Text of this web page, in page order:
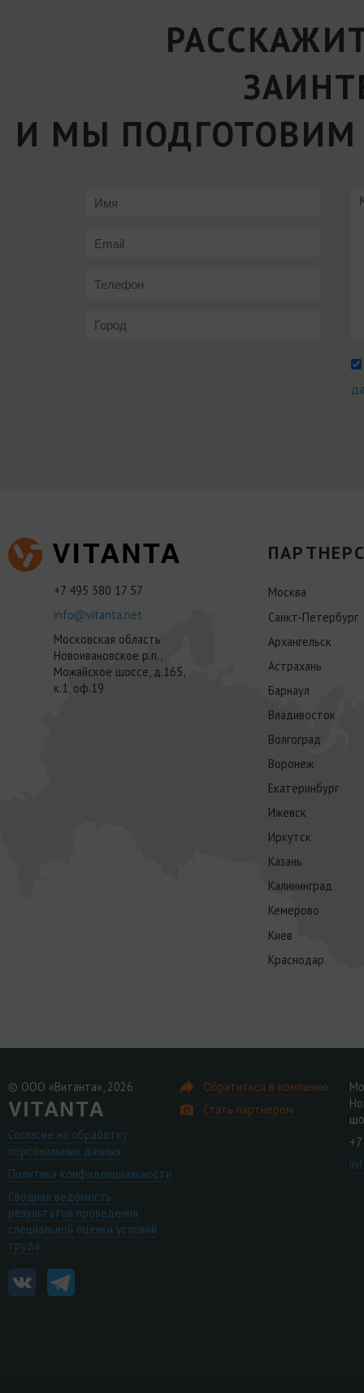
И МЫ ПОДГОТОВИМ
+7 495 380 17 57
info@vitanta.net
Московская область
Новоивановское р.п.,
Можайское шоссе, д.165,
к.1, оф.19
Москва
Санкт-Петербург
Архангельск
Астрахань
Барнаул
Владивосток
Волгоград
Воронеж
Екатеринбург
Ижевск
Иркутск
Казань
Калининград
Кемерово
Киев
Краснодар
© ООО «Витанта», 2026
Согласие на обработку
персональных данных
Политика конфиденциальности
Сводная ведомость
результатов проведения
специальной оценки условий
труда
Обратиться в компанию
Стать партнером